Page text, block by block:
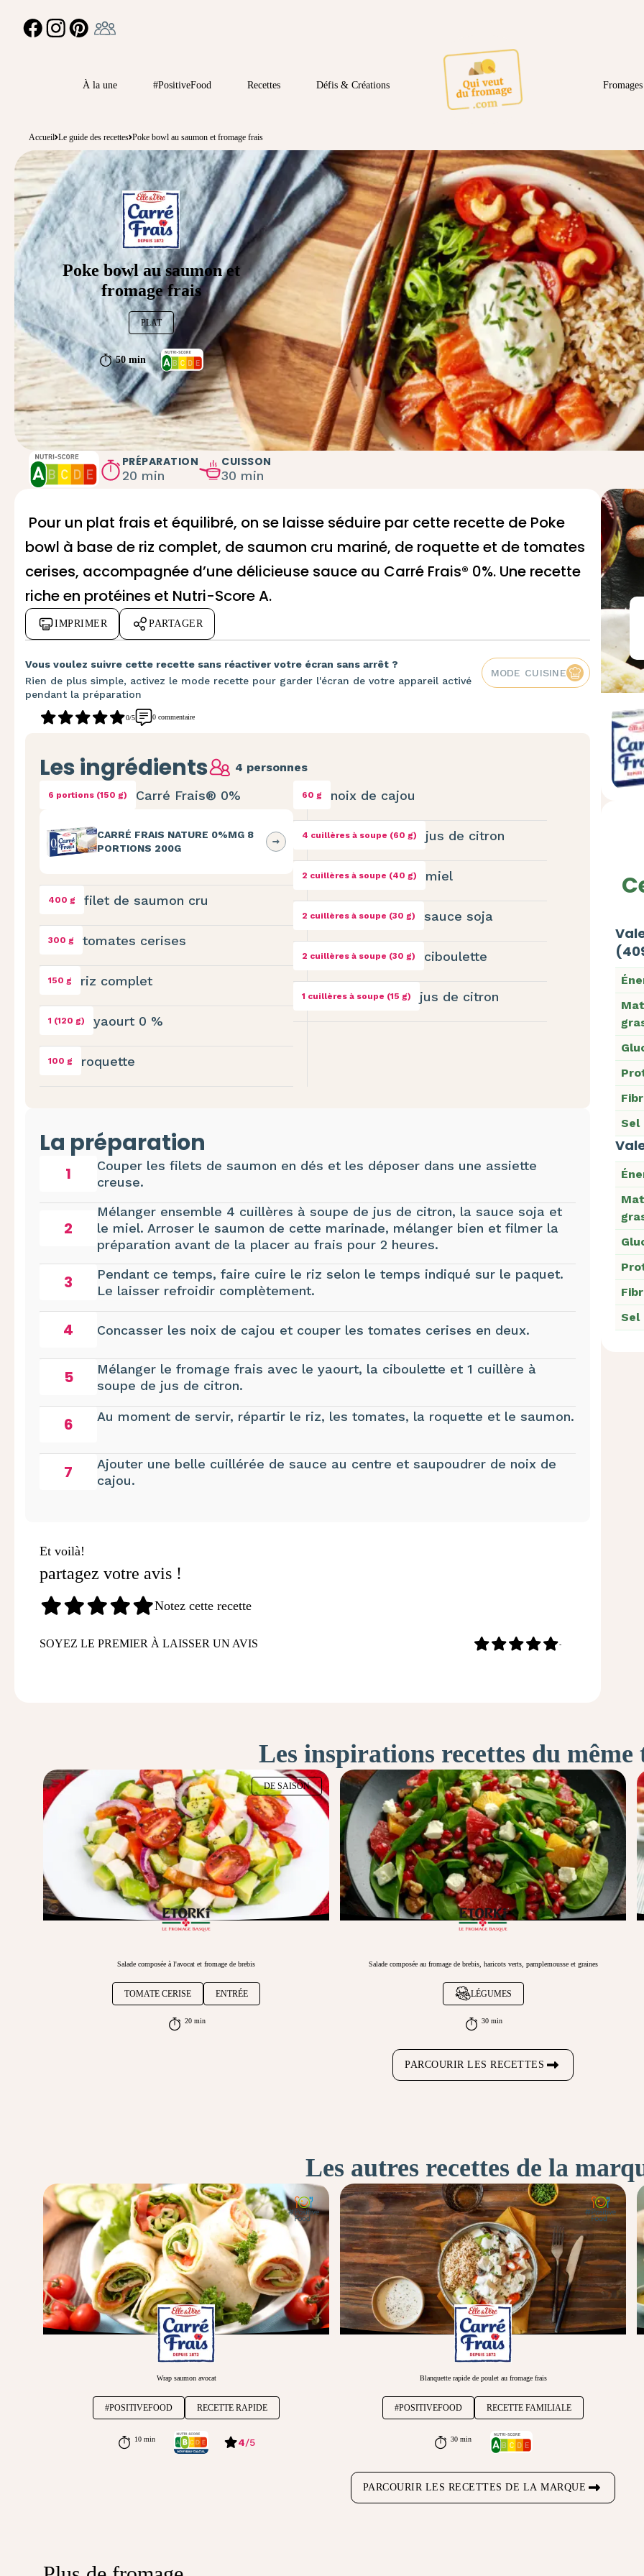
FACEBOOKINSTAGRAMPINTEREST
À la une #PositiveFood Recettes Défis & Créations
Accueil Le guide des recettes Poke bowl au saumon et fromage frais
Poke bowl au saumon et
fromage frais
PLAT
50 min
PRÉPARATION
20 min
CUISSON
30 min
Pour un plat frais et équilibré, on se laisse séduire par cette recette de Poke
bowl à base de riz complet, de saumon cru mariné, de roquette et de tomates
cerises, accompagnée d’une délicieuse sauce au Carré Frais® 0%. Une recette
riche en protéines et Nutri-Score A.
IMPRIMER PARTAGER
Vous voulez suivre cette recette sans réactiver votre écran sans arrêt ?
Rien de plus simple, activez le mode recette pour garder l'écran de votre appareil activé
pendant la préparation
MODE CUISINE
0/5 0 commentaire
Les ingrédients 4 personnes
6 portions (150 g) Carré Frais® 0%
CARRÉ FRAIS NATURE 0%MG 8
PORTIONS 200G
400 g filet de saumon cru
300 g tomates cerises
150 g riz complet
1 (120 g) yaourt 0 %
100 g roquette
60 g noix de cajou
4 cuillères à soupe (60 g) jus de citron
2 cuillères à soupe (40 g) miel
2 cuillères à soupe (30 g) sauce soja
2 cuillères à soupe (30 g) ciboulette
1 cuillères à soupe (15 g) jus de citron
La préparation
1
Couper les filets de saumon en dés et les déposer dans une assiette
creuse.
2
Mélanger ensemble 4 cuillères à soupe de jus de citron, la sauce soja et
le miel. Arroser le saumon de cette marinade, mélanger bien et filmer la
préparation avant de la placer au frais pour 2 heures.
3
Pendant ce temps, faire cuire le riz selon le temps indiqué sur le paquet.
Le laisser refroidir complètement.
4 Concasser les noix de cajou et couper les tomates cerises en deux.
5
Mélanger le fromage frais avec le yaourt, la ciboulette et 1 cuillère à
soupe de jus de citron.
6 Au moment de servir, répartir le riz, les tomates, la roquette et le saumon.
7
Ajouter une belle cuillérée de sauce au centre et saupoudrer de noix de
cajou.
Et voilà!
partagez votre avis !
Notez cette recette
SOYEZ LE PREMIER À LAISSER UN AVIS -
Sel
Sel
Les inspirations recettes du même
DE SAISON
Salade composée à l'avocat et fromage de brebis
TOMATE CERISE ENTRÉE
20 min
Salade composée au fromage de brebis, haricots verts, pamplemousse et graines
LÉGUMES
30 min
PARCOURIR LES RECETTES
Les autres recettes de la
Wrap saumon avocat
#POSITIVEFOOD RECETTE RAPIDE
10 min 4/5
Blanquette rapide de poulet au fromage frais
#POSITIVEFOOD RECETTE FAMILIALE
30 min
PARCOURIR LES RECETTES DE LA MARQUE